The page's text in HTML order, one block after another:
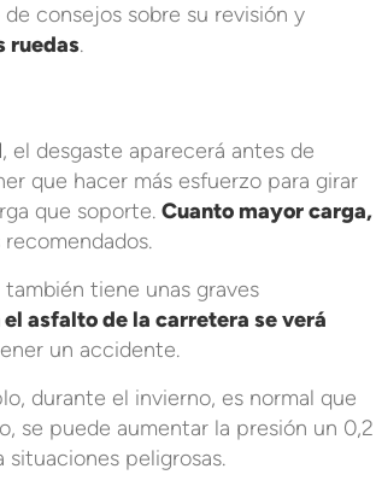
de consejos sobre su revisión y
ruedas.
, el desgaste aparecerá antes de
que hacer más esfuerzo para girar
que soporte. Cuanto mayor carga,
tiene unas graves
asfalto de la carretera se verá
un accidente.
durante el invierno, es normal que
se puede aumentar la presión un 0,2
peligrosas.